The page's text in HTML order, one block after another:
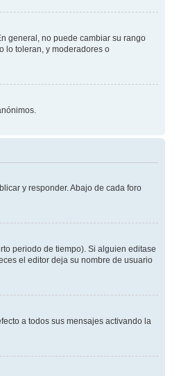
general, no puede cambiar su rango
lo toleran, y moderadores o
y responder. Abajo de cada foro
periodo de tiempo). Si alguien editase
el editor deja su nombre de usuario
a todos sus mensajes activando la